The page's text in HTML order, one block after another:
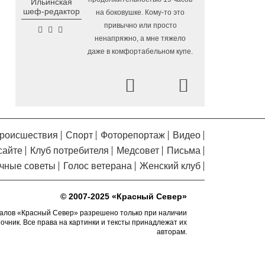
Алчевска в Вологодской области
6.08.2026 16:20
Сельские труженики
Тотемского округа получат жилье с
правом выкупа за один процент
Вологодчины ко Дню физкультурника
6.08.2026 14:31
Робот Макс на Госуслугах
поможет вологжанам оформить выплату
на первоклассника
6.08.2026 14:00
Вологодская область
подтвердила курс на полное обеспечение
лесовосстановления семенным
шеф-редактор
на боковушке. Кому-то это
привычно или просто
ненапряжно, а мне тяжело
даже в комфортабельном купе.
Спорт Фоторепортаж
Видео
Клуб потребителя Медсовет
Письма
советы
Голос ветерана Женский клуб
© 2007-2025 «Красный Север»
«Красный Север» разрешено только при наличии
Все права на картинки и тексты принадлежат их
авторам.